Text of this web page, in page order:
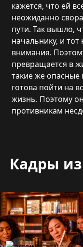
кажется, что ей
неожиданно
пути. Так вышло,
начальнику, и тот
внимания.
превращается в
такие же опасные
готова пойти на
жизнь. Поэтому
противникам
Кадры